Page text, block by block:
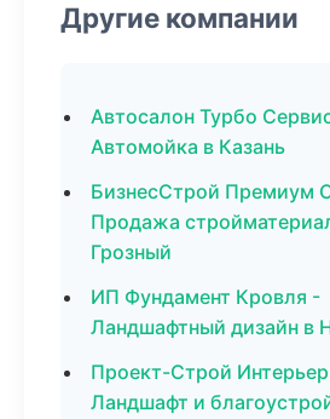
Другие компании
Автосалон Турбо
Автомойка в Казань
БизнесСтрой Премиум
Продажа
Грозный
ИП Фундамент Кровля -
Ландшафтный дизайн в
Проект-Строй
Ландшафт и